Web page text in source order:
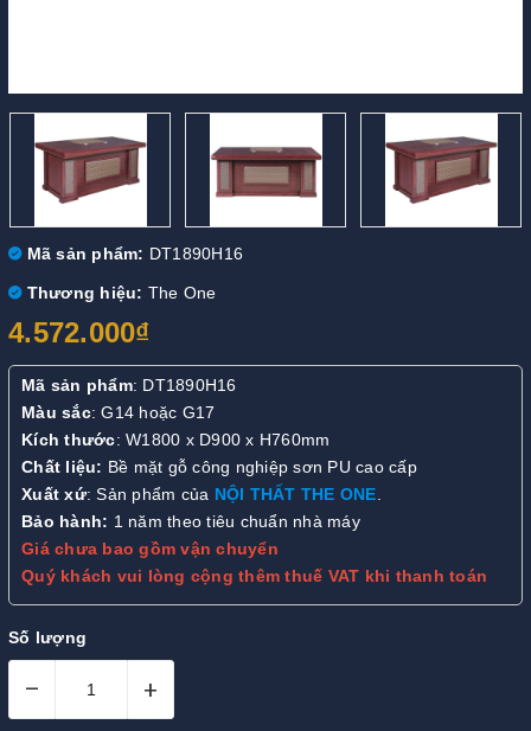
Mã sản phẩm: DT1890H16
Thương hiệu: The One
4.572.000₫
Mã sản phẩm: DT1890H16
Màu sắc: G14 hoặc G17
Kích thước: W1800 x D900 x H760mm
Chất liệu: Bề mặt gỗ công nghiệp sơn PU cao cấp
Xuất xứ: Sản phẩm của NỘI THẤT THE ONE.
Bảo hành: 1 năm theo tiêu chuẩn nhà máy
Giá chưa bao gồm vận chuyển
Quý khách vui lòng cộng thêm thuế VAT khi thanh toán
Số lượng
– +